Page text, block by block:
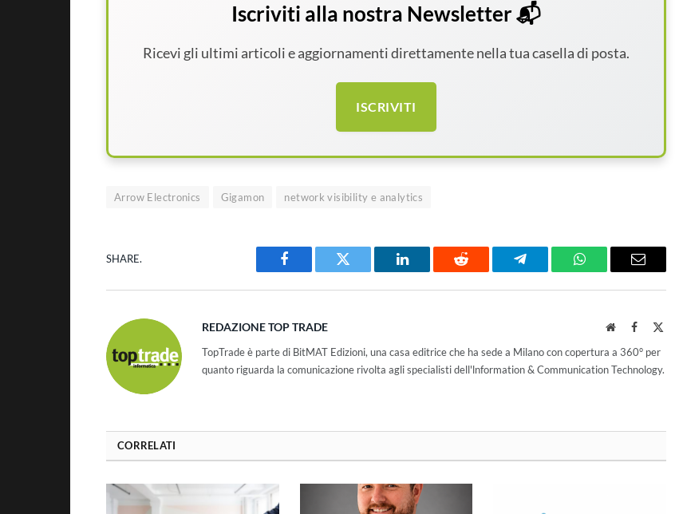
Iscriviti alla nostra Newsletter 📬
Ricevi gli ultimi articoli e aggiornamenti direttamente nella tua casella di posta.
ISCRIVITI
Arrow Electronics Gigamon network visibility e analytics
SHARE.
Facebook Twitter LinkedIn Reddit Telegram WhatsAppEmail
REDAZIONE TOP TRADE WebsiteFacebook
TopTrade è parte di BitMAT Edizioni, una casa editrice che ha sede a Milano con copertura a 360° per
quanto riguarda la comunicazione rivolta agli specialisti dell'lnformation & Communication Technology.
CORRELATI